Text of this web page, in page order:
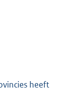
heeft